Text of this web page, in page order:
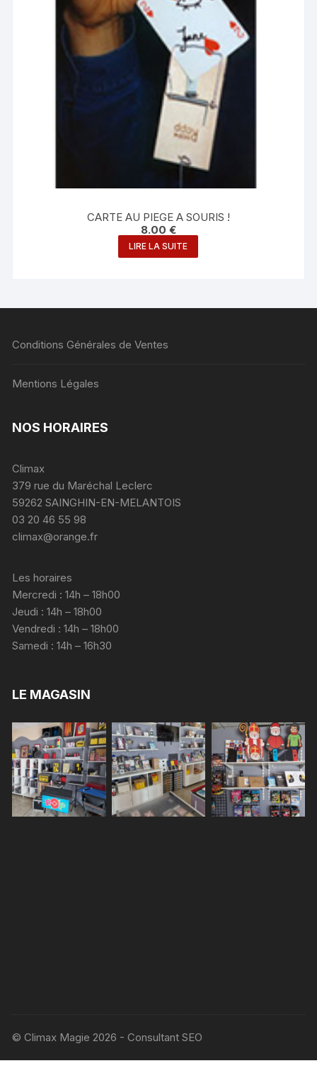
CARTE AU PIEGE A SOURIS !
8.00 €
LIRE LA SUITE
Conditions Générales de Ventes
Mentions Légales
NOS HORAIRES
Climax
379 rue du Maréchal Leclerc
59262 SAINGHIN-EN-MELANTOIS
03 20 46 55 98
climax@orange.fr
Les horaires
Mercredi : 14h – 18h00
Jeudi : 14h – 18h00
Vendredi : 14h – 18h00
Samedi : 14h – 16h30
LE MAGASIN
© Climax Magie 2026 - Consultant SEO